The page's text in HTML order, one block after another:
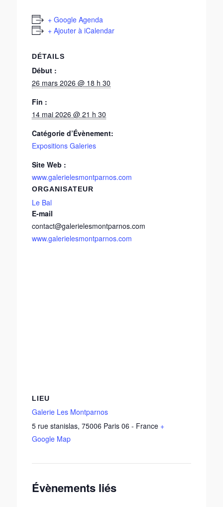
+ Google Agenda
+ Ajouter à iCalendar
DÉTAILS
Début :
26 mars 2026 @ 18 h 30
Fin :
14 mai 2026 @ 21 h 30
Catégorie d’Évènement:
Expositions Galeries
Site Web :
www.galerielesmontparnos.com
ORGANISATEUR
Le Bal
E-mail
contact@galerielesmontparnos.com
www.galerielesmontparnos.com
LIEU
Galerie Les Montparnos
5 rue stanislas, 75006 Paris 06 - France +
Google Map
Évènements liés